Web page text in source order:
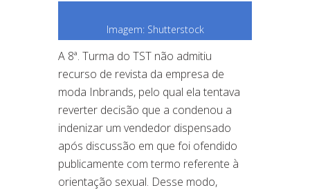
Imagem: Shutterstock
A 8ª. Turma do TST não admitiu
recurso de revista da empresa de
moda Inbrands, pelo qual ela tentava
reverter decisão que a condenou a
indenizar um vendedor dispensado
após discussão em que foi ofendido
publicamente com termo referente à
orientação sexual. Desse modo,